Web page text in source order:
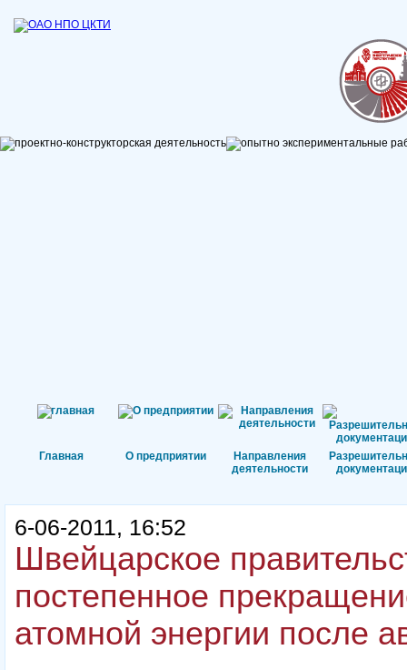
Главная О предприятии
Направления
деятельности
6-06-2011, 16:52
Швейцарское
постепенное
атомной энергии после